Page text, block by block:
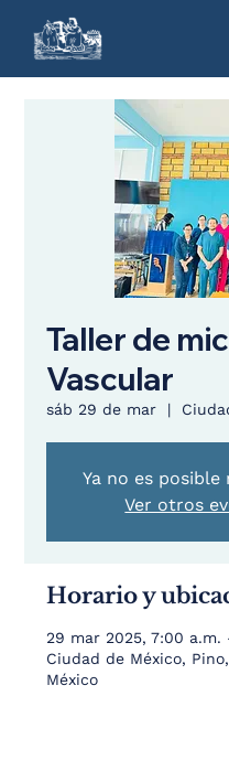
Taller de
Vascular
sáb 29 de mar
  |
Ya no es posible
Ver otros
Horario y
29 mar 2025, 7:00 a.m.
Ciudad de México,
México